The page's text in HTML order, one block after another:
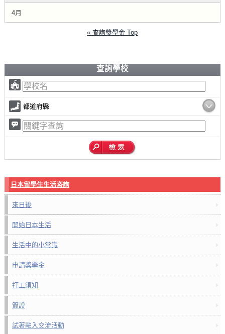
4月
« 查詢獎學金 Top
查詢學校
都道府縣
日本留學生生活咨詢
來日後
開始日本生活
生活中的小常識
申請獎學金
打工須知
簽證
試著融入交流活動